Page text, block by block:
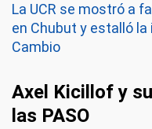
La UCR se mostró a
en Chubut y estalló
Cambio
Axel Kicillof y
las PASO